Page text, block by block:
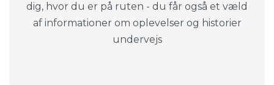
dig, hvor du er på ruten - du får også et væld
af informationer om oplevelser og historier
undervejs